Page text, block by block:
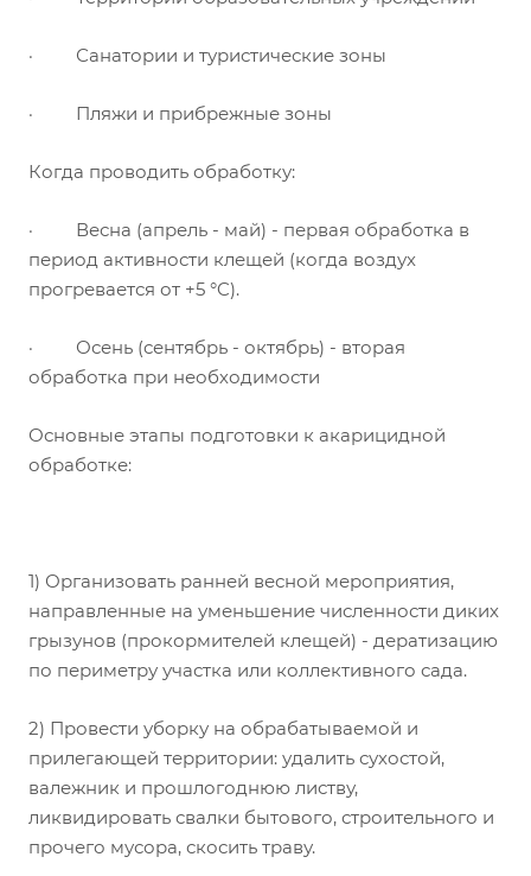
· Санатории и туристические зоны
· Пляжи и прибрежные зоны
Когда проводить обработку:
· Весна (апрель - май) - первая обработка в
период активности клещей (когда воздух
прогревается от +5 °C).
· Осень (сентябрь - октябрь) - вторая
обработка при необходимости
Основные этапы подготовки к акарицидной
обработке:
1) Организовать ранней весной мероприятия,
направленные на уменьшение численности диких
грызунов (прокормителей клещей) - дератизацию
по периметру участка или коллективного сада.
2) Провести уборку на обрабатываемой и
прилегающей территории: удалить сухостой,
валежник и прошлогоднюю листву,
ликвидировать свалки бытового, строительного и
прочего мусора, скосить траву.